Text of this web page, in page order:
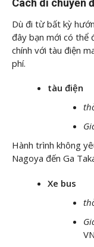
Dù đi từ bất kỳ
đây bạn mới có thể
chính với tàu điện
phí.
tàu điện
Hành trình không
Nagoya đến Ga
Xe bus